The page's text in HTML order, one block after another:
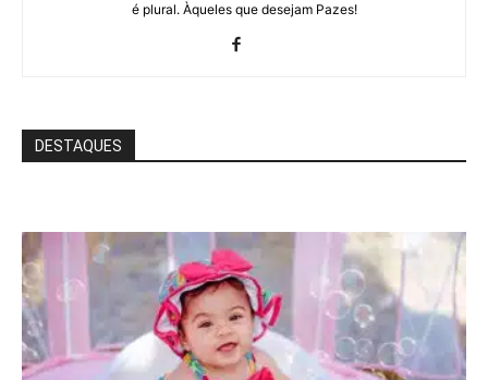
é plural. Àqueles que desejam Pazes!
DESTAQUES